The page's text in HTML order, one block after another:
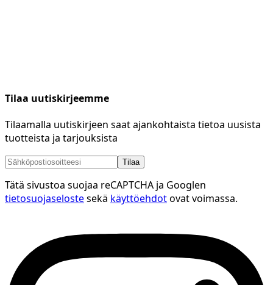
Tilaa uutiskirjeemme
Tilaamalla uutiskirjeen saat ajankohtaista tietoa uusista
tuotteista ja tarjouksista
Tilaa
Tätä sivustoa suojaa reCAPTCHA ja Googlen
tietosuojaselostesekä käyttöehdotovat voimassa.